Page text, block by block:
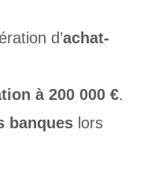
d’achat-
à 200 000 €.
banqueslors